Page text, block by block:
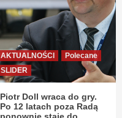
AKTUALNOŚCI
Polecane
SLIDER
Piotr Doll wraca do gry.
Po 12 latach poza Radą
ponownie staje do